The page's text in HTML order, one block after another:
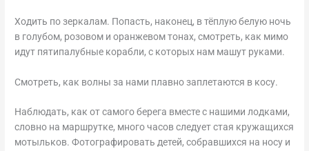
Ходить по зеркалам. Попасть, наконец, в тёплую белую ночь
в голубом, розовом и оранжевом тонах, смотреть, как мимо
идут пятипалубные корабли, с которых нам машут руками.
Смотреть, как волны за нами плавно заплетаются в косу.
Наблюдать, как от самого берега вместе с нашими лодками,
словно на маршрутке, много часов следует стая кружащихся
мотыльков. Фотографировать детей, собравшихся на носу и